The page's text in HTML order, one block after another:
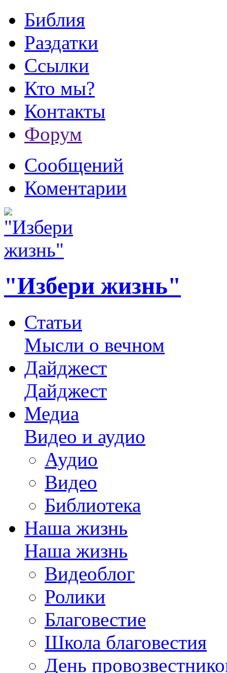
Библия
Раздатки
Ссылки
Кто мы?
Контакты
Форум
Сообщений
Коментарии
"Избери жизнь"
Статьи
Мысли о вечном
Дайджест
Дайджест
Медиа
Видео и аудио
Аудио
Видео
Библиотека
Наша жизнь
Наша жизнь
Видеоблог
Ролики
Благовестие
Школа благовестия
День